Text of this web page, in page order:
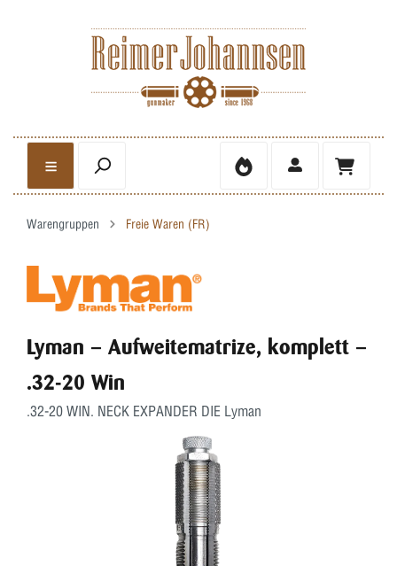
Warengruppen Freie Waren (FR)
Lyman – Aufweitematrize, komplett –
.32-20 Win
.32-20 WIN. NECK EXPANDER DIE Lyman